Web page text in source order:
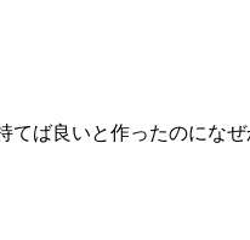
てば良いと作ったのにな